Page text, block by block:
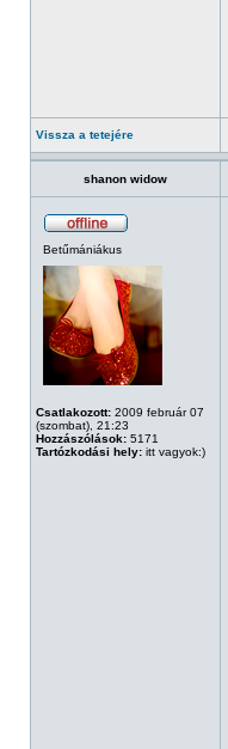
Vissza a tetejére
shanon widow
Betűmániákus
Csatlakozott: 2009 február 07
(szombat), 21:23
Hozzászólások: 5171
Tartózkodási hely: itt vagyok:)